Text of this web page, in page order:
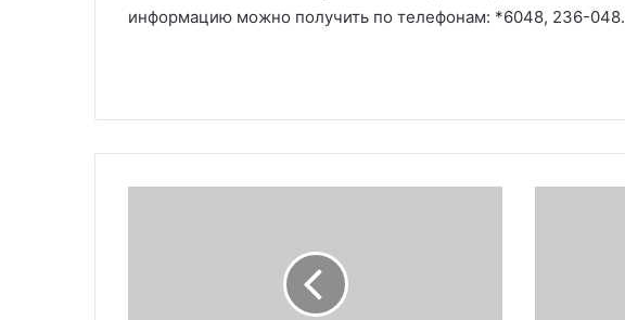
информацию можно получить по телефонам: *6048, 236-048.